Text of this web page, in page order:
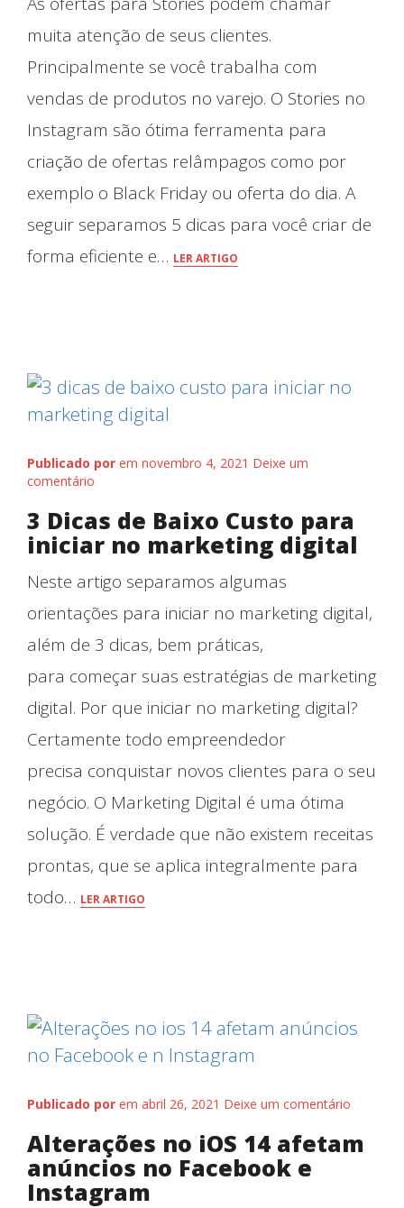
O que Fazemos
muita atenção de seus clientes.
Principalmente se você trabalha com
vendas de produtos no varejo. O Stories no
Instagram são ótima ferramenta para
criação de ofertas relâmpagos como por
exemplo o Black Friday ou oferta do dia. A
seguir separamos 5 dicas para você criar de
forma eficiente e… LER ARTIGO
Publicado por em novembro 4, 2021 Deixe um
comentário
3 Dicas de Baixo Custo para
iniciar no marketing digital
Neste artigo separamos algumas
orientações para iniciar no marketing digital,
além de 3 dicas, bem práticas,
para começar suas estratégias de marketing
digital. Por que iniciar no marketing digital?
Certamente todo empreendedor
precisa conquistar novos clientes para o seu
negócio. O Marketing Digital é uma ótima
solução. É verdade que não existem receitas
prontas, que se aplica integralmente para
todo… LER ARTIGO
Publicado por em abril 26, 2021 Deixe um comentário
Alterações no iOS 14 afetam
anúncios no Facebook e
Instagram